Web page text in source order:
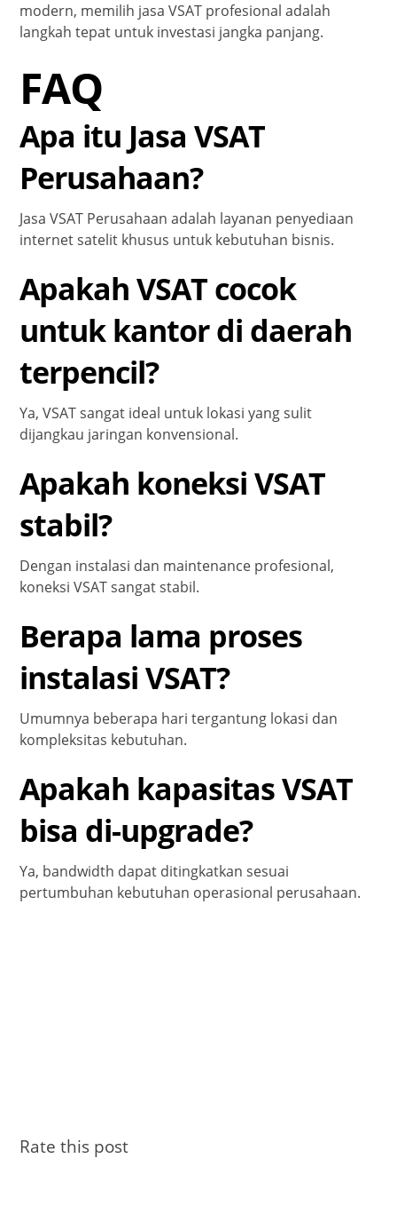
modern, memilih jasa VSAT profesional adalah
langkah tepat untuk investasi jangka panjang.
FAQ
Apa itu Jasa VSAT
Perusahaan?
Jasa VSAT Perusahaan adalah layanan penyediaan
internet satelit khusus untuk kebutuhan bisnis.
Apakah VSAT cocok
untuk kantor di daerah
terpencil?
Ya, VSAT sangat ideal untuk lokasi yang sulit
dijangkau jaringan konvensional.
Apakah koneksi VSAT
stabil?
Dengan instalasi dan maintenance profesional,
koneksi VSAT sangat stabil.
Berapa lama proses
instalasi VSAT?
Umumnya beberapa hari tergantung lokasi dan
kompleksitas kebutuhan.
Apakah kapasitas VSAT
bisa di-upgrade?
Ya, bandwidth dapat ditingkatkan sesuai
pertumbuhan kebutuhan operasional perusahaan.
Rate this post